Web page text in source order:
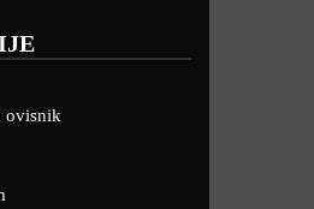
ovisnik